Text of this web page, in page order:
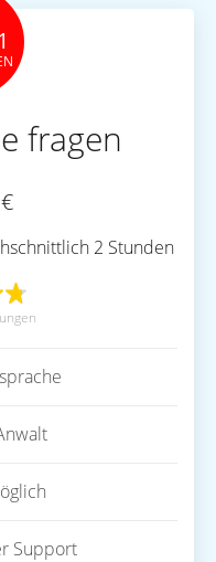
fragen
€
2 Stunden
Support